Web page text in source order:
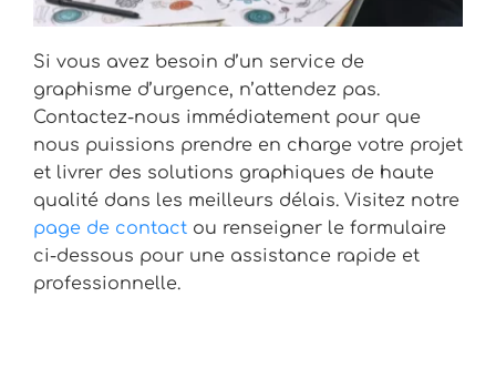
Si vous avez besoin d’un service de
graphisme d’urgence, n’attendez pas.
Contactez-nous immédiatement pour que
nous puissions prendre en charge votre projet
et livrer des solutions graphiques de haute
qualité dans les meilleurs délais. Visitez notre
page de contactou renseigner le formulaire
ci-dessous pour une assistance rapide et
professionnelle.